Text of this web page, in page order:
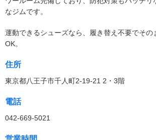
なジムです。
運動できるシューズなら、履き替え不要でその
OK。
住所
東京都八王子市千人町2-19-21 2・3階
電話
042-669-5021